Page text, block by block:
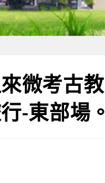
微考古教
-東部場。